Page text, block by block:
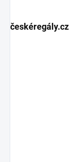
českéregály.cz